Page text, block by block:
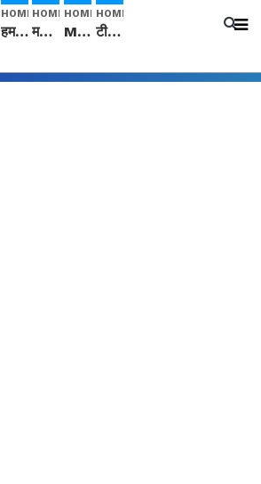
HOME
हम सनातनी..." सांसद kangana Ranaut से क्या बोली लड़की? Viral Jantar-Mantar | CJP protest
HOME
मनीषा हत्याकांड: हत्या, आत्महत्या या कोई बड़ा राज? | Full Story | Josh Haryana
HOME
Mangalsutra: हिंदू धर्म में शादी के बाद मंगलसूत्र क्यों पहनती है महिलाएं, किसने शुरु की ये परंपरा
HOME
टीम बीकेई ने एग्रीकल्चर ग्रेड की यूरिया खाद गट्टों में बदलकर टेक्निकल ग्रेड में बेचने वालों पर करवाई कार्रवाई: लखविंदर सिंह औलख